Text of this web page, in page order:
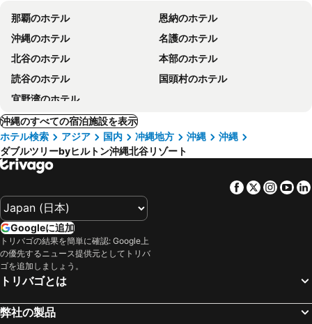
那覇のホテル
恩納のホテル
沖縄のホテル
名護のホテル
北谷のホテル
本部のホテル
読谷のホテル
国頭村のホテル
宜野湾のホテル
沖縄のすべての宿泊施設を表示
ホテル検索
アジア 国内 冲縄地方 沖縄
沖縄
ダブルツリーbyヒルトン沖縄北谷リゾート
Facebook
Twitter
Googleに追加
トリバゴの結果を簡単に確認: Google上
の優先するニュース提供元としてトリバ
ゴを追加しましょう。
トリバゴとは
弊社の製品